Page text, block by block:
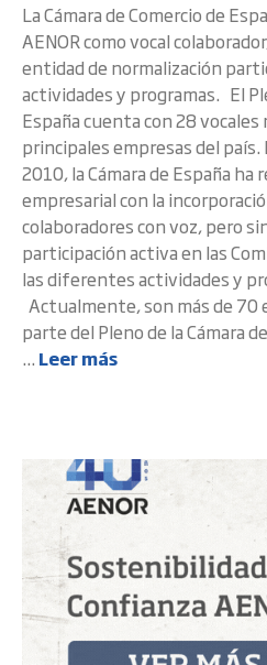
La Cámara de Comercio de
AENOR como vocal
entidad de normalización
actividades y programas. El
España cuenta con 28
principales empresas del país.
2010, la Cámara de España ha
empresarial con la
colaboradores con voz, pero
participación activa en las
las diferentes actividades y
Actualmente, son más de 70
parte del Pleno de la Cámara
... Leer más